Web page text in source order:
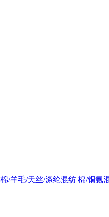
棉/羊毛/天丝/涤纶混纺 棉/铜氨